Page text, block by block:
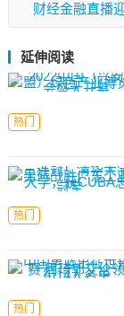
财经金融直播
延伸阅读
热门
热门
热门